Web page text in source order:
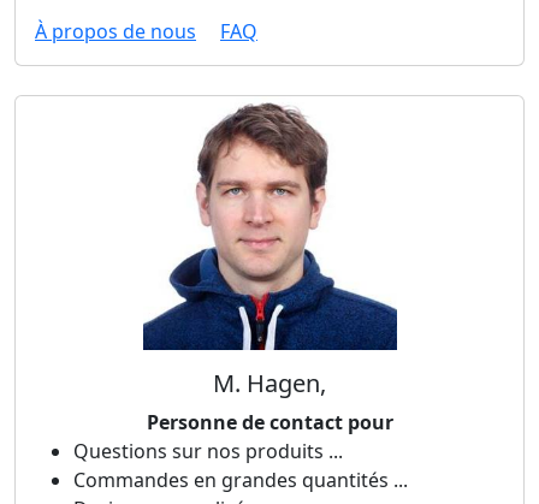
À propos de nous
FAQ
M. Hagen,
Personne de contact pour
Questions sur nos produits ...
Commandes en grandes quantités ...